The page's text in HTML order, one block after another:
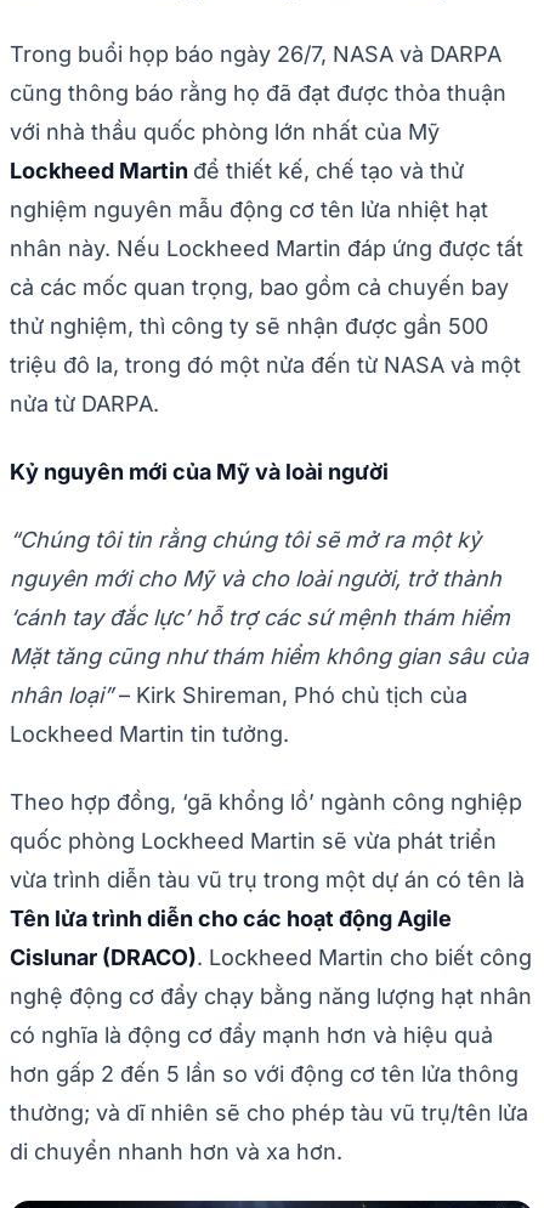
Trong buổi họp báo ngày 26/7, NASA và DARPA
cũng thông báo rằng họ đã đạt được thỏa thuận
với nhà thầu quốc phòng lớn nhất của Mỹ
Lockheed Martin để thiết kế, chế tạo và thử
nghiệm nguyên mẫu động cơ tên lửa nhiệt hạt
nhân này. Nếu Lockheed Martin đáp ứng được tất
cả các mốc quan trọng, bao gồm cả chuyến bay
thử nghiệm, thì công ty sẽ nhận được gần 500
triệu đô la, trong đó một nửa đến từ NASA và một
nửa từ DARPA.
Kỷ nguyên mới của Mỹ và loài người
“Chúng tôi tin rằng chúng tôi sẽ mở ra một kỷ
nguyên mới cho Mỹ và cho loài người, trở thành
‘cánh tay đắc lực’ hỗ trợ các sứ mệnh thám hiểm
Mặt tăng cũng như thám hiểm không gian sâu của
nhân loại”– Kirk Shireman, Phó chủ tịch của
Lockheed Martin tin tưởng.
Theo hợp đồng, ‘gã khổng lồ’ ngành công nghiệp
quốc phòng Lockheed Martin sẽ vừa phát triển
vừa trình diễn tàu vũ trụ trong một dự án có tên là
Tên lửa trình diễn cho các hoạt động Agile
Cislunar (DRACO). Lockheed Martin cho biết công
nghệ động cơ đẩy chạy bằng năng lượng hạt nhân
có nghĩa là động cơ đẩy mạnh hơn và hiệu quả
hơn gấp 2 đến 5 lần so với động cơ tên lửa thông
thường; và dĩ nhiên sẽ cho phép tàu vũ trụ/tên lửa
di chuyển nhanh hơn và xa hơn.